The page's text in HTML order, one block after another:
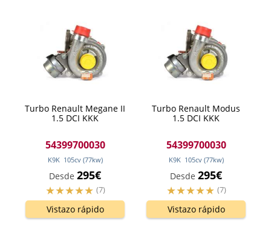
Turbo Renault Megane II
1.5 DCI KKK
54399700030
K9K 105cv (77kw)
Desde 295€
(7)
Vistazo rápido
Turbo Renault Modus
1.5 DCI KKK
54399700030
K9K 105cv (77kw)
Desde 295€
(7)
Vistazo rápido